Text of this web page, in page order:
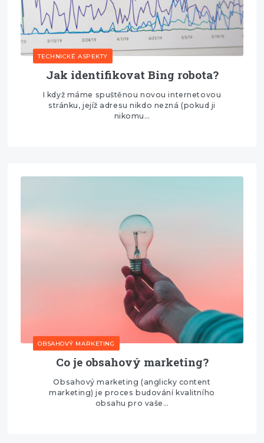
TECHNICKÉ ASPEKTY
Jak identifikovat Bing robota?
I když máme spuštěnou novou internetovou
stránku, jejíž adresu nikdo nezná (pokud ji
nikomu…
OBSAHOVÝ MARKETING
Co je obsahový marketing?
Obsahový marketing (anglicky content
marketing) je proces budování kvalitního
obsahu pro vaše…